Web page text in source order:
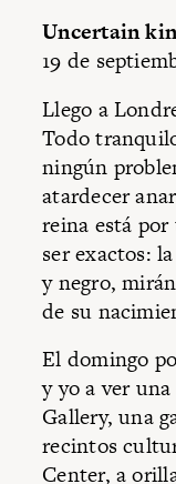
Uncertain
19 de
Llego a
Todo
ningún
atardecer
reina está
ser exactos:
y negro,
de su
El domingo
y yo a ver
Gallery, una
recintos
Center, a